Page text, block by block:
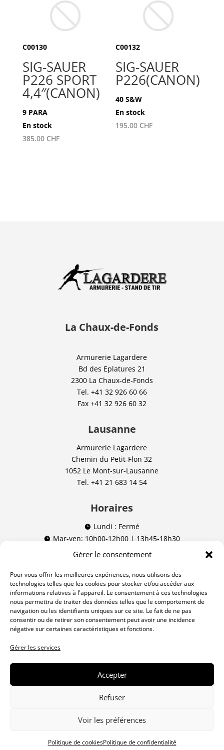
Gérer le consentement
Pour vous offrir les meilleures expériences, nous utilisons des
technologies telles que les cookies pour stocker et/ou accéder aux
informations relatives à l'appareil. Le consentement à ces technologies
nous permettra de traiter des données telles que le comportement de
navigation ou les identifiants uniques sur ce site. Le fait de ne pas
consentir ou de retirer son consentement peut avoir une incidence
négative sur certaines caractéristiques et fonctions.
Gérer les services
Accepter
Refuser
Voir les préférences
Politique de cookiesPolitique de confidentialité
C00130
SIG-SAUER
P226 SPORT
4,4″(CANON)
9 PARA
En stock
385.00 CHF
C00132
SIG-SAUER
P226(CANON)
40 S&W
En stock
195.00 CHF
La Chaux-de-Fonds
Armurerie Lagardere
Bd des Eplatures 21
2300 La Chaux-de-Fonds
Tel. +41 32 926 60 66
Fax +41 32 926 60 32
Lausanne
Armurerie Lagardere
Chemin du Petit-Flon 32
1052 Le Mont-sur-Lausanne
Tel. +41 21 683 14 54
Horaires
 Lundi : Fermé
 Mar-ven: 10h00-12h00 | 13h45-18h30
Sam: 09h00-12h00 | 13h45-16h00
Nos réseaux
Cookies
tous droits réservés